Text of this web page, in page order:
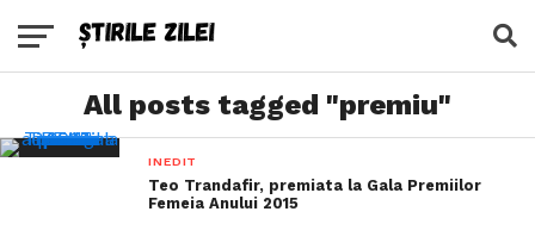
All posts tagged "premiu"
INEDIT
Teo Trandafir, premiata la Gala Premiilor
Femeia Anului 2015